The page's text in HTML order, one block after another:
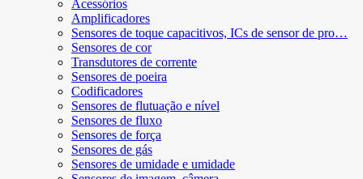
Acessórios
Amplificadores
Sensores de toque capacitivos, ICs de sensor de pro…
Sensores de cor
Transdutores de corrente
Sensores de poeira
Codificadores
Sensores de flutuação e nível
Sensores de fluxo
Sensores de força
Sensores de gás
Sensores de umidade e umidade